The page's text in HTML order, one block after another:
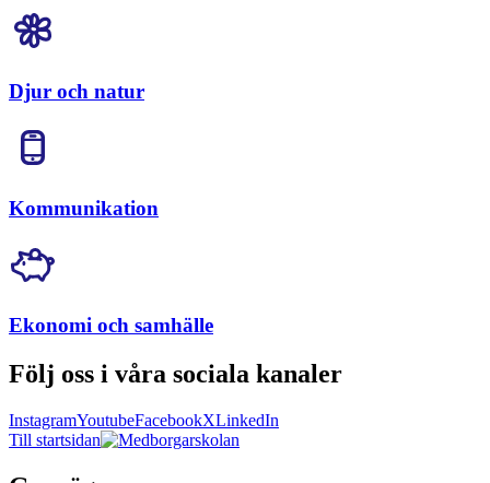
Djur och natur
Kommunikation
Ekonomi och samhälle
Följ oss i våra sociala kanaler
InstagramYoutubeFacebookXLinkedIn
Till startsidan